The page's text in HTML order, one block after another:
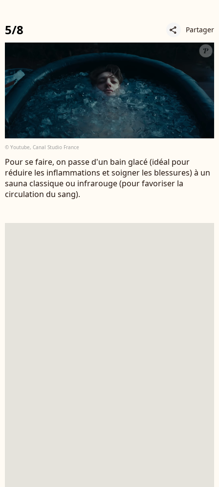
5/8 share Partager
© Youtube, Canal Studio France
Pour se faire, on passe d'un bain glacé (idéal pour
réduire les inflammations et soigner les blessures) à un
sauna classique ou infrarouge (pour favoriser la
circulation du sang).